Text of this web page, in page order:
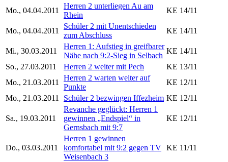
Mo., 04.04.2011
Herren 2 unterliegen Au am
Rhein
KE 14/11
Mo., 04.04.2011
Schüler 2 mit Unentschieden
zum Abschluss
KE 14/11
Mi., 30.03.2011
Herren 1: Aufstieg in greifbarer
Nähe nach 9:2-Sieg in Selbach
KE 14/11
So., 27.03.2011
Herren 2 weiter mit Pech
KE 13/11
Mo., 21.03.2011
Herren 2 warten weiter auf
Punkte
KE 12/11
Mo., 21.03.2011
Schüler 2 bezwingen Iffezheim KE 12/11
Sa., 19.03.2011
Revanche geglückt: Herren 1
gewinnen „Endspiel“ in
Gernsbach mit 9:7
KE 12/11
Do., 03.03.2011
Herren 1 gewinnen
komfortabel mit 9:2 gegen TV
Weisenbach 3
KE 11/11